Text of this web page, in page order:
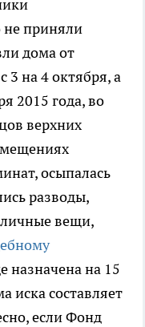
не приняли
дома от
3 на 4 октября, а
2015 года, во
верхних
осыпалась
разводы,
вещи,
назначена на 15
иска составляет
если Фонд